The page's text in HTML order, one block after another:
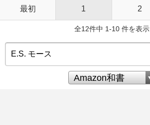
最初 1 2
全12件中 1-10 件を表示